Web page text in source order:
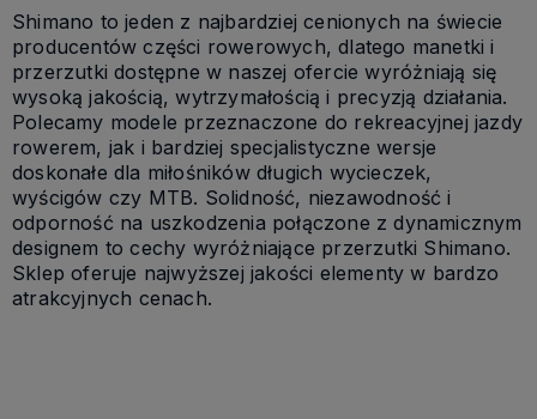
Shimano to jeden z najbardziej cenionych na świecie
producentów części rowerowych, dlatego manetki i
przerzutki dostępne w naszej ofercie wyróżniają się
wysoką jakością, wytrzymałością i precyzją działania.
Polecamy modele przeznaczone do rekreacyjnej jazdy
rowerem, jak i bardziej specjalistyczne wersje
doskonałe dla miłośników długich wycieczek,
wyścigów czy MTB. Solidność, niezawodność i
odporność na uszkodzenia połączone z dynamicznym
designem to cechy wyróżniające przerzutki Shimano.
Sklep oferuje najwyższej jakości elementy w bardzo
atrakcyjnych cenach.